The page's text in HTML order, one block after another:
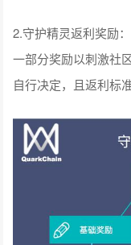
2.守护精灵返利奖励
一部分奖励以刺激社
自行决定，且返利标